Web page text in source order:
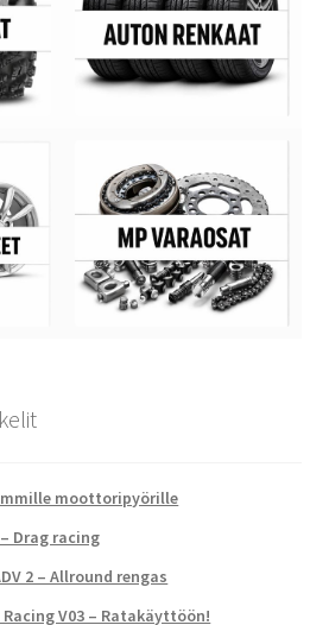
moottoripyörille
Drag racing
2 – Allround rengas
V03 – Ratakäyttöön!